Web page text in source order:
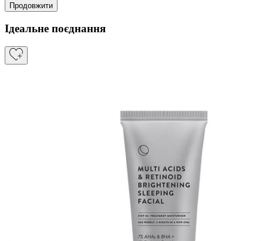
Продовжити
Ідеальне поєднання